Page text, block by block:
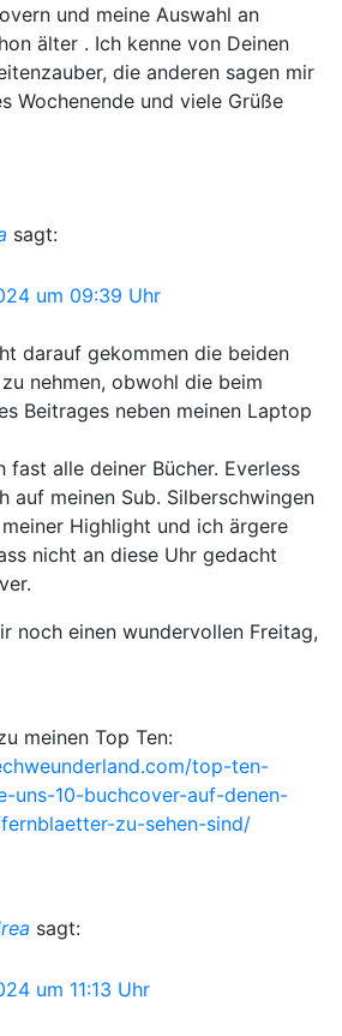
und meine Auswahl an
älter . Ich kenne von Deinen
die anderen sagen mir
Wochenende und viele Grüße
sagt:
um 09:39 Uhr
darauf gekommen die beiden
nehmen, obwohl die beim
Beitrages neben meinen Laptop
fast alle deiner Bücher. Everless
auf meinen Sub. Silberschwingen
Highlight und ich ärgere
nicht an diese Uhr gedacht
noch einen wundervollen Freitag,
meinen Top Ten:
top-ten-
uns-10-buchcover-auf-denen-
zu-sehen-sind/
sagt:
um 11:13 Uhr